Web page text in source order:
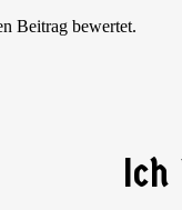
Beitrag bewertet.